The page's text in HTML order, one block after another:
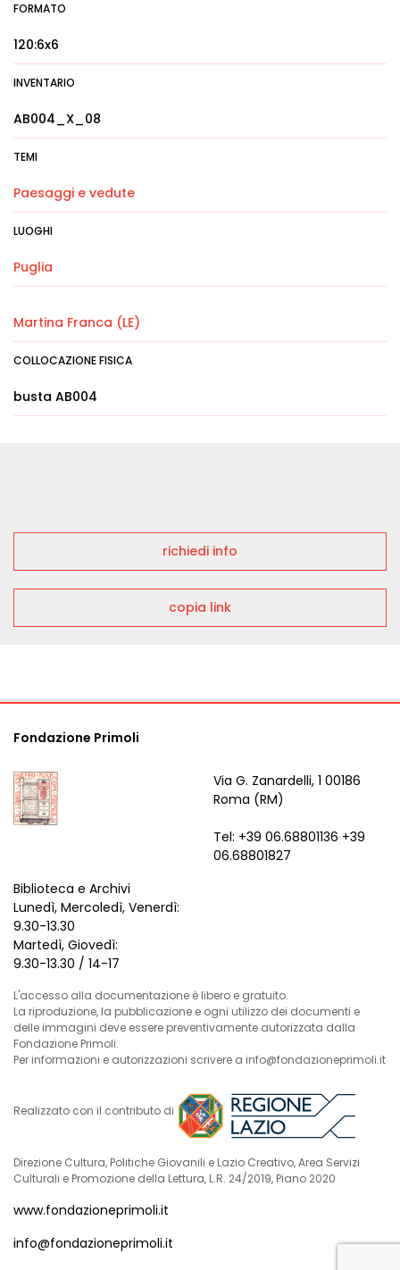
FORMATO
120:6x6
INVENTARIO
AB004_X_08
TEMI
Paesaggi e vedute
LUOGHI
Puglia
Martina Franca (LE)
COLLOCAZIONE FISICA
busta AB004
richiedi info
copia link
Fondazione Primoli
Via G. Zanardelli, 1 00186
Roma (RM)
Tel: +39 06.68801136 +39
06.68801827
Biblioteca e Archivi
Lunedì, Mercoledì, Venerdì:
9.30-13.30
Martedì, Giovedì:
9.30-13.30 / 14-17
L'accesso alla documentazione è libero e gratuito.
La riproduzione, la pubblicazione e ogni utilizzo dei documenti e
delle immagini deve essere preventivamente autorizzata dalla
Fondazione Primoli.
Per informazioni e autorizzazioni scrivere a info@fondazioneprimoli.it
Realizzato con il contributo di
Direzione Cultura, Politiche Giovanili e Lazio Creativo, Area Servizi
Culturali e Promozione della Lettura, L.R. 24/2019, Piano 2020
www.fondazioneprimoli.it
info@fondazioneprimoli.it